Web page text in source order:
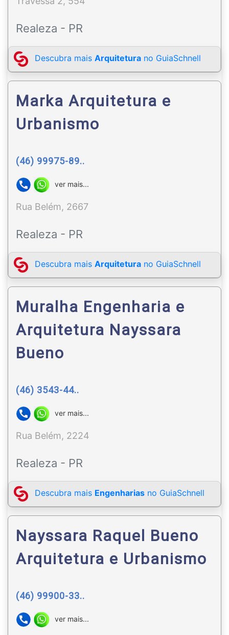
Realeza - PR
Descubra mais Arquitetura no GuiaSchnell
Marka Arquitetura e
Urbanismo
(46) 99975-89..
ver mais...
Rua Belém, 2667
Realeza - PR
Descubra mais Arquitetura no GuiaSchnell
Muralha Engenharia e
Arquitetura Nayssara
Bueno
(46) 3543-44..
ver mais...
Rua Belém, 2224
Realeza - PR
Descubra mais Engenharias no GuiaSchnell
Nayssara Raquel Bueno
Arquitetura e Urbanismo
(46) 99900-33..
ver mais...